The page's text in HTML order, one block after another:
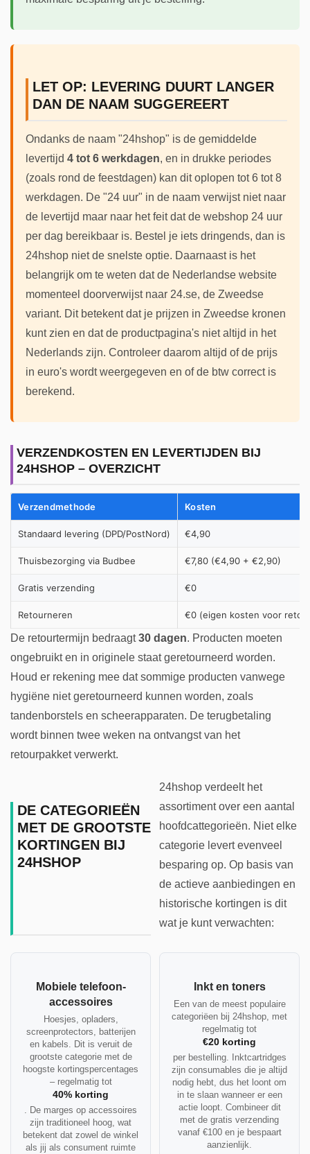
LET OP: LEVERING DUURT LANGER
DAN DE NAAM SUGGEREERT
Ondanks de naam "24hshop" is de gemiddelde
levertijd 4 tot 6 werkdagen, en in drukke periodes
(zoals rond de feestdagen) kan dit oplopen tot 6 tot 8
werkdagen. De "24 uur" in de naam verwijst niet naar
de levertijd maar naar het feit dat de webshop 24 uur
per dag bereikbaar is. Bestel je iets dringends, dan is
24hshop niet de snelste optie. Daarnaast is het
belangrijk om te weten dat de Nederlandse website
momenteel doorverwijst naar 24.se, de Zweedse
variant. Dit betekent dat je prijzen in Zweedse kronen
kunt zien en dat de productpagina's niet altijd in het
Nederlands zijn. Controleer daarom altijd of de prijs
in euro's wordt weergegeven en of de btw correct is
berekend.
VERZENDKOSTEN EN LEVERTIJDEN BIJ
24HSHOP – OVERZICHT
Verzendmethode Kosten
Standaard levering (DPD/PostNord) €4,90
Thuisbezorging via Budbee €7,80 (€4,90 + €2,90)
Gratis verzending €0
Retourneren €0 (eigen kosten voor
De retourtermijn bedraagt30 dagen. Producten moeten
ongebruikt en in originele staat geretourneerd worden.
Houd er rekening mee dat sommige producten vanwege
hygiëne niet geretourneerd kunnen worden, zoals
tandenborstels en scheerapparaten. De terugbetaling
wordt binnen twee weken na ontvangst van het
retourpakket verwerkt.
DE CATEGORIEËN
MET DE GROOTSTE
KORTINGEN BIJ
24HSHOP
24hshop verdeelt het
assortiment over een aantal
hoofdcattegorieën. Niet elke
categorie levert evenveel
besparing op. Op basis van
de actieve aanbiedingen en
historische kortingen is dit
wat je kunt verwachten:
Mobiele telefoon-
accessoires
Hoesjes, opladers,
screenprotectors, batterijen
en kabels. Dit is veruit de
grootste categorie met de
hoogste kortingspercentages
– regelmatig tot
40% korting
. De marges op accessoires
zijn traditioneel hoog, wat
betekent dat zowel de winkel
als jij als consument ruimte
Inkt en toners
Een van de meest populaire
categoriëen bij 24hshop, met
regelmatig tot
€20 korting
per bestelling. Inktcartridges
zijn consumables die je altijd
nodig hebt, dus het loont om
in te slaan wanneer er een
actie loopt. Combineer dit
met de gratis verzending
vanaf €100 en je bespaart
aanzienlijk.